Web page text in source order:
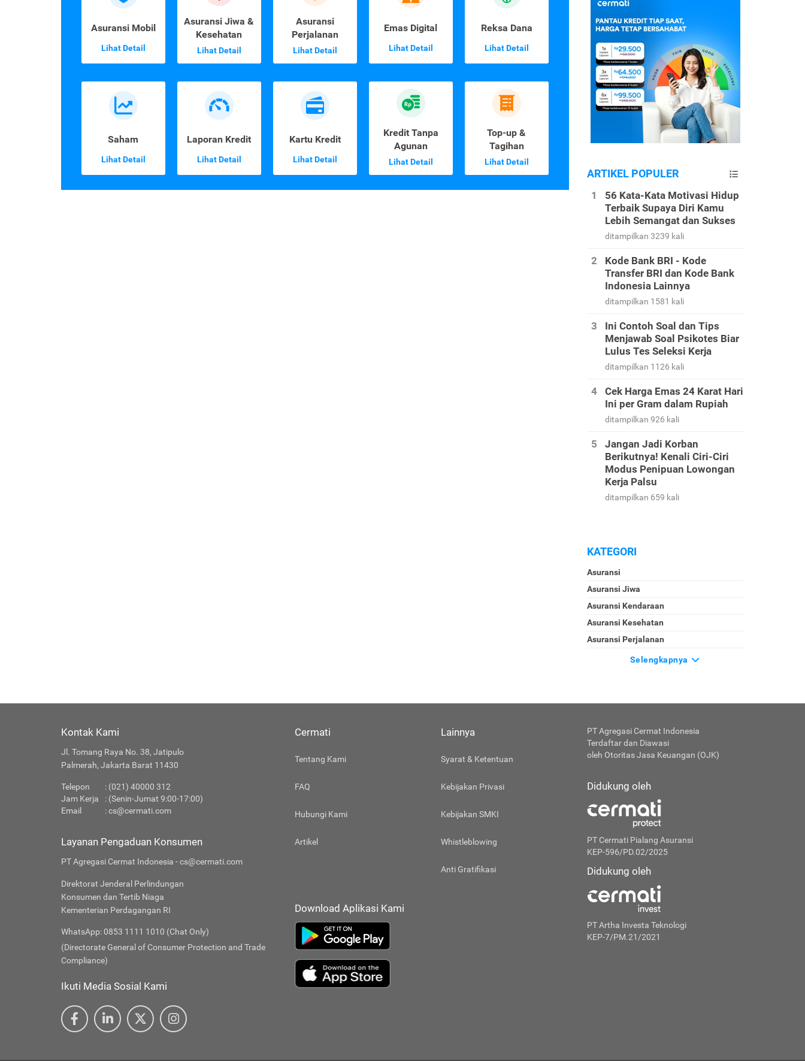
Asuransi Mobil
Lihat Detail
Asuransi Jiwa &
Kesehatan
Lihat Detail
Asuransi
Perjalanan
Lihat Detail
Emas Digital
Lihat Detail
Reksa Dana
Lihat Detail
Saham
Lihat Detail
Laporan Kredit
Lihat Detail
Kartu Kredit
Lihat Detail
Kredit Tanpa
Agunan
Lihat Detail
Top-up &
Tagihan
Lihat Detail
ARTIKEL POPULER
56 Kata-Kata Motivasi Hidup
Terbaik Supaya Diri Kamu
Lebih Semangat dan Sukses
ditampilkan 3239 kali
Kode Bank BRI - Kode
Transfer BRI dan Kode Bank
Indonesia Lainnya
ditampilkan 1581 kali
Ini Contoh Soal dan Tips
Menjawab Soal Psikotes Biar
Lulus Tes Seleksi Kerja
ditampilkan 1126 kali
Cek Harga Emas 24 Karat Hari
Ini per Gram dalam Rupiah
ditampilkan 926 kali
Jangan Jadi Korban
Berikutnya! Kenali Ciri-Ciri
Modus Penipuan Lowongan
Kerja Palsu
ditampilkan 659 kali
KATEGORI
Asuransi
Asuransi Jiwa
Asuransi Kendaraan
Asuransi Kesehatan
Asuransi Perjalanan
Selengkapnya
Kontak Kami
Jl. Tomang Raya No. 38, Jatipulo
Palmerah, Jakarta Barat 11430
Telepon
: (021) 40000 312
Jam Kerja
: (Senin-Jumat 9:00-17:00)
Email
:cs@cermati.com
Layanan Pengaduan Konsumen
PT Agregasi Cermat Indonesia - cs@cermati.com
Direktorat Jenderal Perlindungan
Konsumen dan Tertib Niaga
Kementerian Perdagangan RI
WhatsApp: 0853 1111 1010 (Chat Only)
(Directorate General of Consumer Protection and Trade
Compliance)
Ikuti Media Sosial Kami
Cermati
Tentang Kami
FAQ
Hubungi Kami
Artikel
Lainnya
Syarat & Ketentuan
Kebijakan Privasi
Kebijakan SMKI
Whistleblowing
Anti Gratifikasi
Download Aplikasi Kami
PT Agregasi Cermat Indonesia
Terdaftar dan Diawasi
oleh Otoritas Jasa Keuangan (OJK)
Didukung oleh
PT Cermati Pialang Asuransi
KEP-596/PD.02/2025
Didukung oleh
PT Artha Investa Teknologi
KEP-7/PM.21/2021